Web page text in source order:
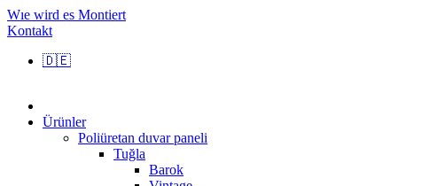
Wıe wird es Montiert
Kontakt
🇩🇪
Ürünler
Poliüretan duvar paneli
Tuğla
Barok